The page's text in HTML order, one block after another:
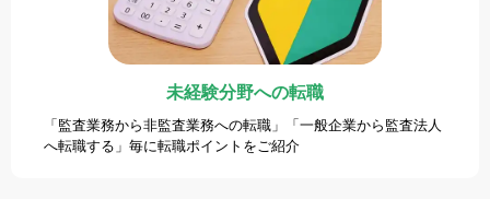
未経験分野への転職
「監査業務から非監査業務への転職」「一般企業から監査法人
へ転職する」毎に転職ポイントをご紹介